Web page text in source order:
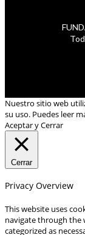
Nuestro sitio web
su uso. Puedes leer
Aceptar y Cerrar
Cerrar
Privacy Overview
This website uses
navigate through the
categorized as